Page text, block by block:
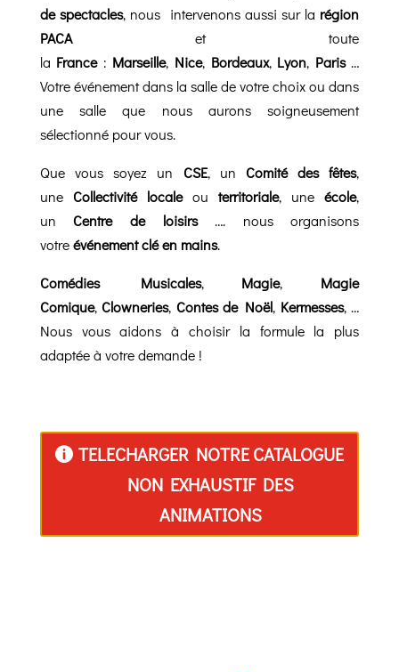
de spectacles, nous intervenons aussi sur la région
PACA
et toute
la France : Marseille, Nice, Bordeaux, Lyon, Paris …
Votre événement dans la salle de votre choix ou dans
une salle que nous aurons soigneusement
sélectionné pour vous.
Que vous soyez un CSE, un Comité des fêtes,
une Collectivité locale ou territoriale, une école,
un
Centre de loisirs
…. nous organisons
votre événement clé en mains.
Comédies Musicales, Magie,
Magie
Comique, Clowneries, Contes de Noël, Kermesses, …
Nous vous aidons à choisir la formule la plus
adaptée à votre demande !
TELECHARGER NOTRE CATALOGUE
NON EXHAUSTIF DES
ANIMATIONS